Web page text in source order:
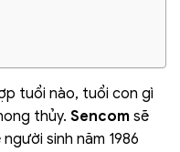
tuổi nào, tuổi con gì
thủy. Sencom sẽ
sinh năm 1986